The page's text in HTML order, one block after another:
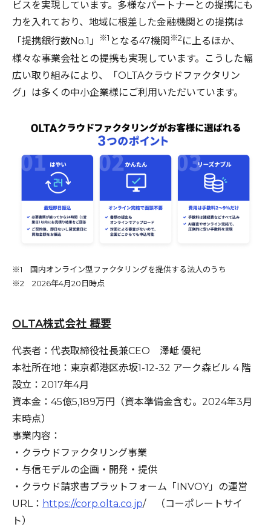
ビスを実現しています。多様なパートナーとの提携にも
力を入れており、地域に根差した金融機関との提携は
「提携銀行数No.1」
※1 となる47機関※2に上るほか、
様々な事業会社との提携も実現しています。こうした幅
広い取り組みにより、「OLTAクラウドファクタリン
グ」は多くの中小企業様にご利用いただいています。
※1 国内オンライン型ファクタリングを提供する法人のうち
※2 2026年4月20日時点
OLTA株式会社 概要
代表者：代表取締役社長兼CEO 澤岻 優紀
本社所在地：東京都港区赤坂1-12-32 アーク森ビル 4 階
設立：2017年4月
資本金：45億5,189万円（資本準備金含む。2024年3月
末時点）
事業内容：
・クラウドファクタリング事業
・与信モデルの企画・開発・提供
・クラウド請求書プラットフォーム「INVOY」の運営
URL： https://corp.olta.co.jp/ （コーポレートサイ
ト）